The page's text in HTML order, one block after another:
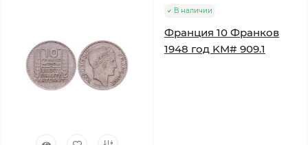
В наличии
Франция 10 Франков
1948 год KM# 909.1